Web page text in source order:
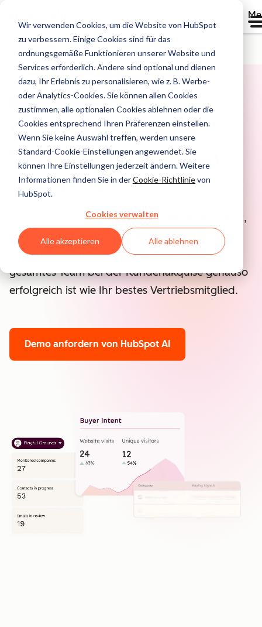
Wir verwenden Cookies, um die Website von HubSpot
zu verbessern. Einige Cookies sind für das
ordnungsgemäße Funktionieren unserer Website und
Services erforderlich. Andere sind optional und dienen
dazu, Ihr Erlebnis zu personalisieren, wie z. B. Werbe-
oder Analytics-Cookies. Sie können allen Cookies
zustimmen, alle optionalen Cookies ablehnen oder die
Cookies entsprechend Ihren Präferenzen einstellen.
Wenn Sie keine Auswahl treffen, werden unsere
Standard-Cookie-Einstellungen angewendet. Sie
können Ihre Einstellungen jederzeit ändern. Weitere
Informationen finden Sie in derCookie-Richtlinievon
HubSpot.
Cookies verwalten
Alle akzeptieren Alle ablehnen
Agent Hub
PROSPECTING AGENT
Machen Sie jedes
Vertriebsmitglied zu
Ihrem besten
Der Prospecting Agent recherchiert Kundschaft,
findet die richtigen Ansprechpartner und
entwirft personalisierte Anschreiben, damit Ihr
gesamtes Team bei der Kundenakquise genauso
erfolgreich ist wie Ihr bestes Vertriebsmitglied.
Demo anfordern von HubSpot AI